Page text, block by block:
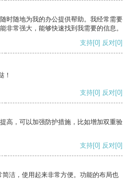
时随地为我的办公提供帮助。我经常需要
非常强大，能够快速找到我需要的信息。
支持[0] 反对[0]
！
支持[0] 反对[0]
高，可以加强防护措施，比如增加双重验
支持[0] 反对[0]
洁，使用起来非常方便。功能的布局也